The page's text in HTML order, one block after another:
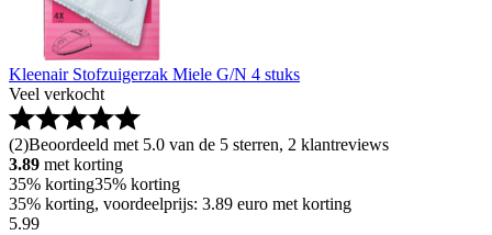
Kleenair Stofzuigerzak Miele G/N 4 stuks
Veel verkocht
(2)Beoordeeld met 5.0 van de 5 sterren, 2 klantreviews
3.89 met korting
35% korting35% korting
35% korting, voordeelprijs: 3.89 euro met korting
5.99